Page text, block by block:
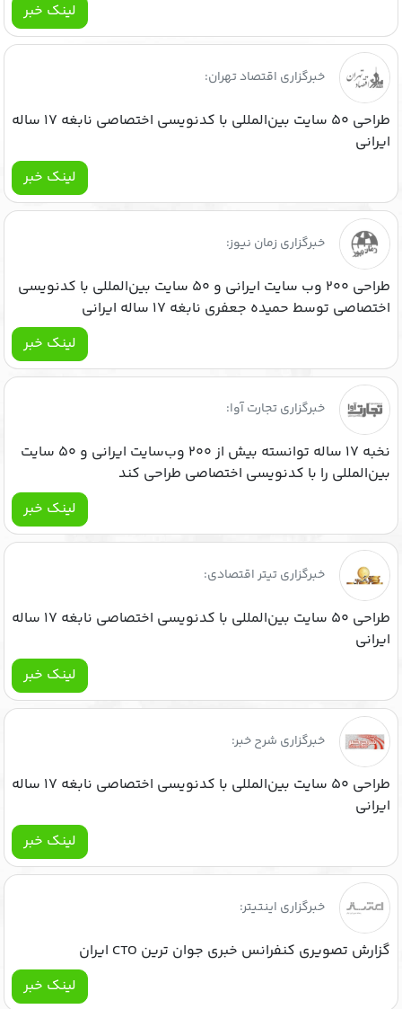
لینک خبر
خبرگزاری اقتصاد تهران:
طراحی ۵۰ سایت بین‌المللی با کدنویسی اختصاصی نابغه ۱۷ ساله
ایرانی
لینک خبر
خبرگزاری زمان نیوز:
طراحی ۲۰۰ وب ‌سایت ایرانی و ۵۰ سایت بین‌المللی با کدنویسی
اختصاصی توسط حمیده جعفری نابغه ۱۷ ساله ایرانی
لینک خبر
خبرگزاری تجارت آوا:
نخبه ۱۷ ساله توانسته بیش از ۲۰۰ وب‌سایت ایرانی و ۵۰ سایت
بین‌المللی را با کدنویسی اختصاصی طراحی کند
لینک خبر
خبرگزاری تیتر اقتصادی:
طراحی ۵۰ سایت بین‌المللی با کدنویسی اختصاصی نابغه ۱۷ ساله
ایرانی
لینک خبر
خبرگزاری شرح خبر:
طراحی ۵۰ سایت بین‌المللی با کدنویسی اختصاصی نابغه ۱۷ ساله
ایرانی
لینک خبر
خبرگزاری اینتیتر:
گزارش تصویری کنفرانس خبری جوان ترین CTO ایران
لینک خبر